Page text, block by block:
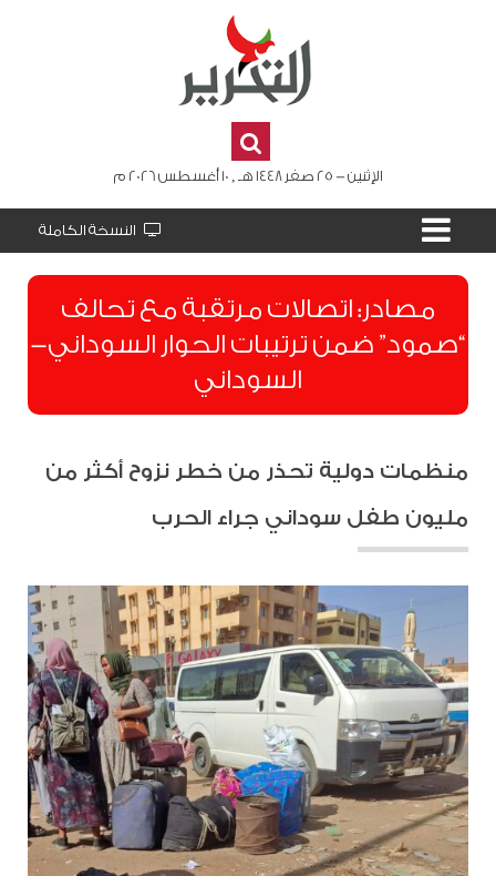
الإثنين - 25 صفر 1448 هـ , 10 أغسطس 2026 م
النسخة الكاملة
مصادر: اتصالات مرتقبة مع تحالف
“صمود” ضمن ترتيبات الحوار السوداني-
السوداني
منظمات دولية تحذر من خطر نزوح أكثر من
مليون طفل سوداني جراء الحرب